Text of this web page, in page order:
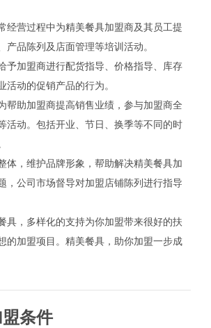
营过程中为精美餐具加盟商及其员工提
产品陈列及店面管理等培训活动。
加盟商进行配货指导、价格指导、库存
活动的促销产品的行为。
助加盟商提高销售业绩，参与加盟商全
活动。包括开业、节日、换季等不同的时
，维护品牌形象，帮助解决精美餐具加
，公司市场督导对加盟店铺陈列进行指导
，多样化的支持为你加盟带来很好的扶
的加盟项目。精美餐具，助你加盟一步成
条件